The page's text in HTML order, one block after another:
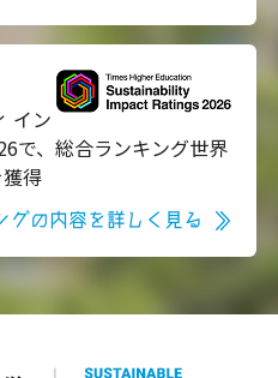
イン
で、総合ランキング世界
得
グの内容を詳しく見る